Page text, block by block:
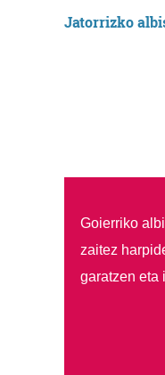
Jatorrizko
Goierriko
zaitez
garatzen eta